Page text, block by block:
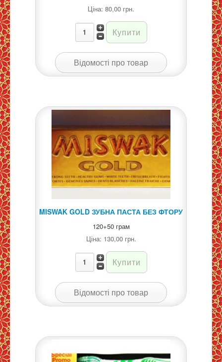
Ціна: 80,00 грн.
Відомості про товар
MISWAK GOLD ЗУБНА ПАСТА БЕЗ ФТОРУ
120+50 грам
Ціна: 130,00 грн.
Відомості про товар